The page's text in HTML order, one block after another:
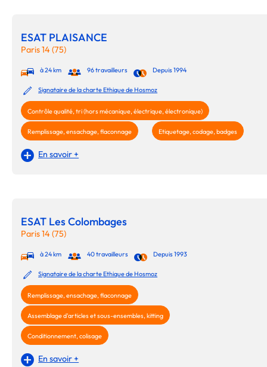
ESAT PLAISANCE
Paris 14 (75)
à 24 km 96 travailleurs Depuis 1994
Signataire de la charte Ethique de Hosmoz
Contrôle qualité, tri (hors mécanique, électrique, électronique)
Remplissage, ensachage, flaconnage Etiquetage, codage, badges
En savoir +
ESAT Les Colombages
Paris 14 (75)
à 24 km 40 travailleurs Depuis 1993
Signataire de la charte Ethique de Hosmoz
Remplissage, ensachage, flaconnage
Assemblage d'articles et sous-ensembles, kitting
Conditionnement, colisage
En savoir +